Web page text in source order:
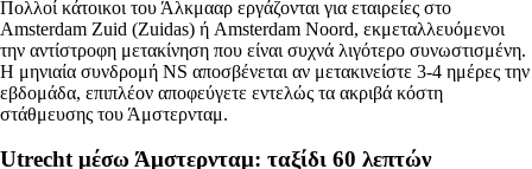
Πολλοί κάτοικοι του Άλκμααρ εργάζονται για εταιρείες στο
Amsterdam Zuid (Zuidas) ή Amsterdam Noord, εκμεταλλευόμενοι
την αντίστροφη μετακίνηση που είναι συχνά λιγότερο συνωστισμένη.
Η μηνιαία συνδρομή NS αποσβένεται αν μετακινείστε 3-4 ημέρες την
εβδομάδα, επιπλέον αποφεύγετε εντελώς τα ακριβά κόστη
στάθμευσης του Άμστερνταμ.
Utrecht μέσω Άμστερνταμ: ταξίδι 60 λεπτών